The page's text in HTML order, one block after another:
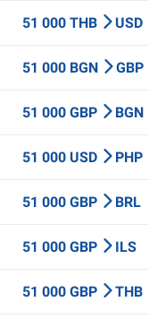
51 000 THB USD
51 000 BGN GBP
51 000 GBP BGN
51 000 USD PHP
51 000 GBP BRL
51 000 GBP ILS
51 000 GBP THB